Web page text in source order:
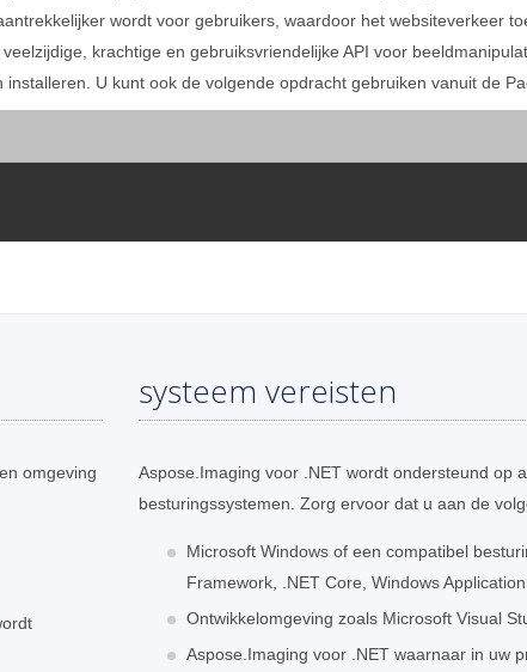
wordt voor gebruikers, waardoor het websiteverkeer
krachtige en gebruiksvriendelijke API voor
installeren. U kunt ook de volgende opdracht gebruiken vanuit de
omgeving
systeem vereisten
Aspose.Imaging voor .NET wordt ondersteund op
besturingssystemen. Zorg ervoor dat u aan de
Microsoft Windows of een compatibel
Framework, .NET Core, Windows
Ontwikkelomgeving zoals Microsoft Visual
Aspose.Imaging voor .NET waarnaar in uw